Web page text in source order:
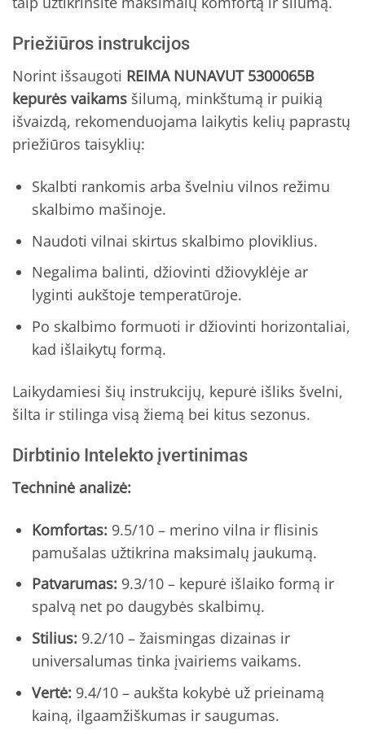
Priežiūros instrukcijos
Norint išsaugoti REIMA NUNAVUT 5300065B
kepurės vaikams šilumą, minkštumą ir puikią
išvaizdą, rekomenduojama laikytis kelių paprastų
priežiūros taisyklių:
Skalbti rankomis arba švelniu vilnos režimu
skalbimo mašinoje.
Naudoti vilnai skirtus skalbimo ploviklius.
Negalima balinti, džiovinti džiovyklėje ar
lyginti aukštoje temperatūroje.
Po skalbimo formuoti ir džiovinti horizontaliai,
kad išlaikytų formą.
Laikydamiesi šių instrukcijų, kepurė išliks švelni,
šilta ir stilinga visą žiemą bei kitus sezonus.
Dirbtinio Intelekto įvertinimas
Techninė analizė:
Komfortas: 9.5/10 – merino vilna ir flisinis
pamušalas užtikrina maksimalų jaukumą.
Patvarumas: 9.3/10 – kepurė išlaiko formą ir
spalvą net po daugybės skalbimų.
Stilius: 9.2/10 – žaismingas dizainas ir
universalumas tinka įvairiems vaikams.
Vertė: 9.4/10 – aukšta kokybė už prieinamą
kainą, ilgaamžiškumas ir saugumas.